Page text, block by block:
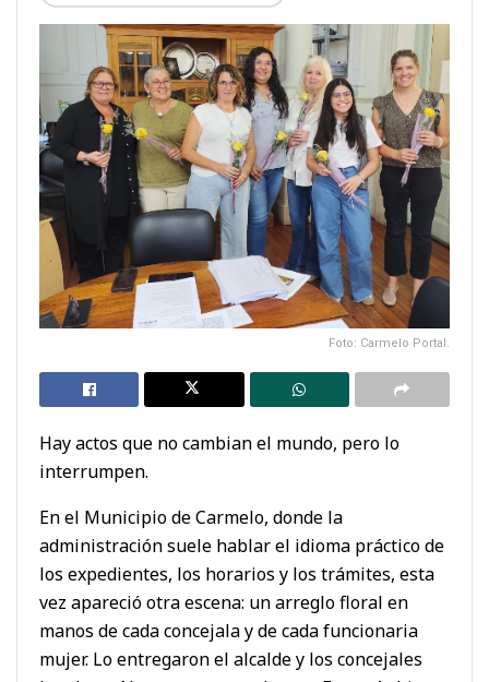
Foto: Carmelo Portal.
Hay actos que no cambian el mundo, pero lo
interrumpen.
En el Municipio de Carmelo, donde la
administración suele hablar el idioma práctico de
los expedientes, los horarios y los trámites, esta
vez apareció otra escena: un arreglo floral en
manos de cada concejala y de cada funcionaria
mujer. Lo entregaron el alcalde y los concejales